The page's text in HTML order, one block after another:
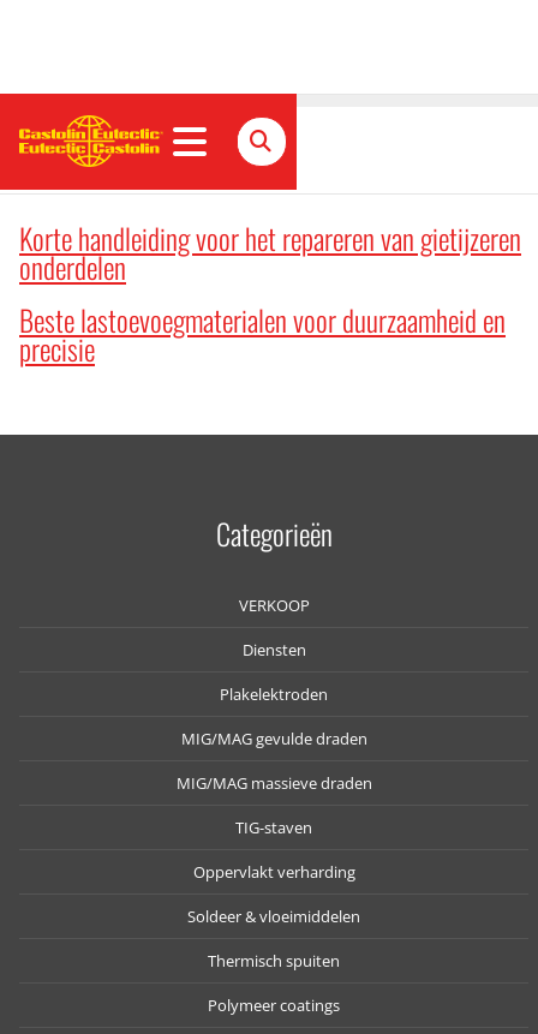
Artikelen
Korte handleiding voor het repareren van gietijzeren
onderdelen
Beste lastoevoegmaterialen voor duurzaamheid en
precisie
Categorieën
VERKOOP
Diensten
Plakelektroden
MIG/MAG gevulde draden
MIG/MAG massieve draden
TIG-staven
Oppervlakt verharding
Soldeer & vloeimiddelen
Thermisch spuiten
Polymeer coatings